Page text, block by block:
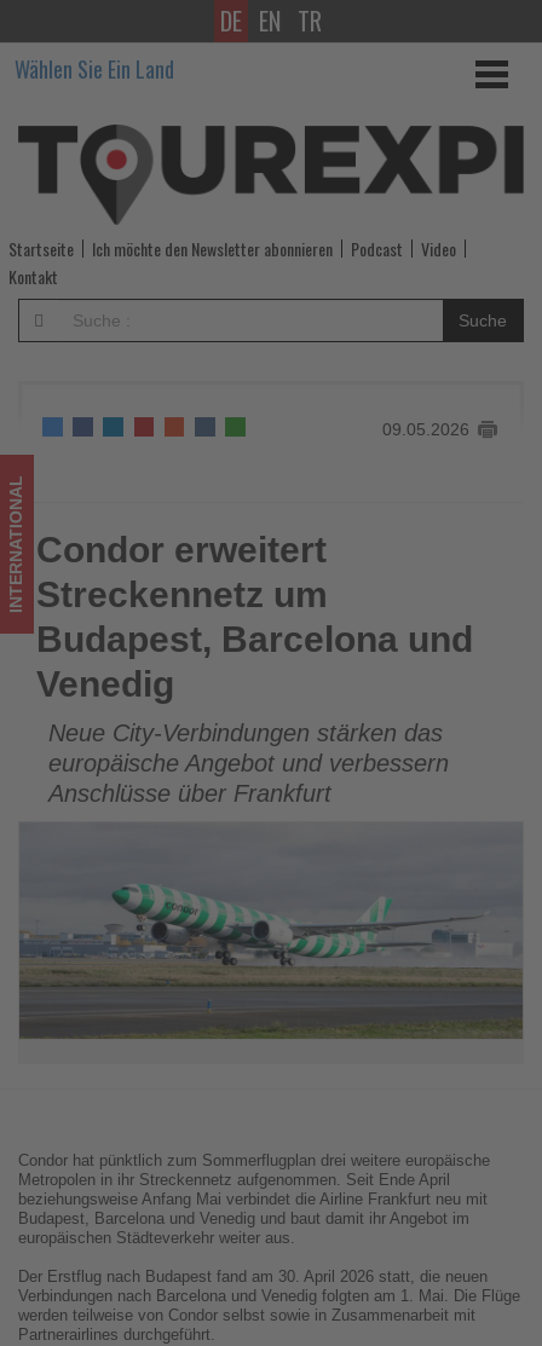
Condor
erweitert
Streckennetz
um
Budapest,
Barcelona
und
Wissen,
was
im
Tourismus
los
ist!
DE EN TR
Wählen Sie Ein Land
Startseite Ich möchte den Newsletter abonnieren Podcast
Video
Kontakt
Suche
09.05.2026
Condor erweitert Streckennetz um Budapest, Barcelona und
Venedig
INTERNATIONAL Condor erweitert
Streckennetz um
Budapest, Barcelona und
Venedig
Neue City-Verbindungen stärken das
europäische Angebot und verbessern
Anschlüsse über Frankfurt
Condor hat pünktlich zum Sommerflugplan drei weitere europäische
Metropolen in ihr Streckennetz aufgenommen. Seit Ende April
beziehungsweise Anfang Mai verbindet die Airline Frankfurt neu mit
Budapest, Barcelona und Venedig und baut damit ihr Angebot im
europäischen Städteverkehr weiter aus.
Der Erstflug nach Budapest fand am 30. April 2026 statt, die neuen
Verbindungen nach Barcelona und Venedig folgten am 1. Mai. Die Flüge
werden teilweise von Condor selbst sowie in Zusammenarbeit mit
Partnerairlines durchgeführt.